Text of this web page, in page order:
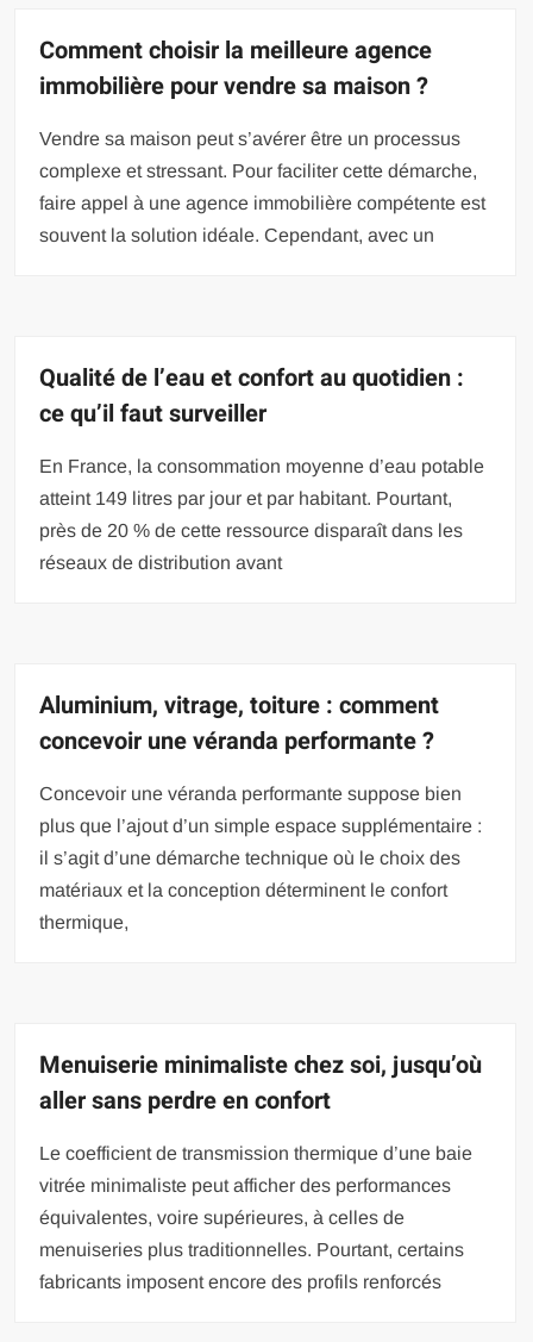
Comment choisir la meilleure agence
immobilière pour vendre sa maison ?
Vendre sa maison peut s’avérer être un processus
complexe et stressant. Pour faciliter cette démarche,
faire appel à une agence immobilière compétente est
souvent la solution idéale. Cependant, avec un
Qualité de l’eau et confort au quotidien :
ce qu’il faut surveiller
En France, la consommation moyenne d’eau potable
atteint 149 litres par jour et par habitant. Pourtant,
près de 20 % de cette ressource disparaît dans les
réseaux de distribution avant
Aluminium, vitrage, toiture : comment
concevoir une véranda performante ?
Concevoir une véranda performante suppose bien
plus que l’ajout d’un simple espace supplémentaire :
il s’agit d’une démarche technique où le choix des
matériaux et la conception déterminent le confort
thermique,
Menuiserie minimaliste chez soi, jusqu’où
aller sans perdre en confort
Le coefficient de transmission thermique d’une baie
vitrée minimaliste peut afficher des performances
équivalentes, voire supérieures, à celles de
menuiseries plus traditionnelles. Pourtant, certains
fabricants imposent encore des profils renforcés